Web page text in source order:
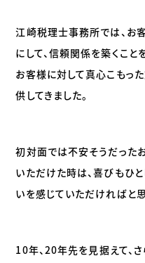
江崎税理士事務所では、お
にして、信頼関係を築くこと
お客様に対して真心こもっ
供してきました。
初対面では不安そうだった
いただけた時は、喜びもひ
いを感じていただければと思
10年、20年先を見据えて、